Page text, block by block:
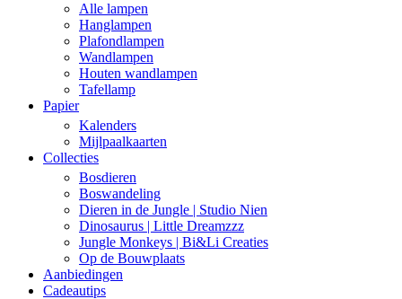
Alle lampen
Hanglampen
Plafondlampen
Wandlampen
Houten wandlampen
Tafellamp
Papier
Kalenders
Mijlpaalkaarten
Collecties
Bosdieren
Boswandeling
Dieren in de Jungle | Studio Nien
Dinosaurus | Little Dreamzzz
Jungle Monkeys | Bi&Li Creaties
Op de Bouwplaats
Aanbiedingen
Cadeautips